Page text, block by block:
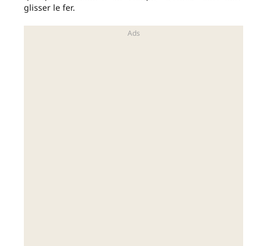
glisser le fer.